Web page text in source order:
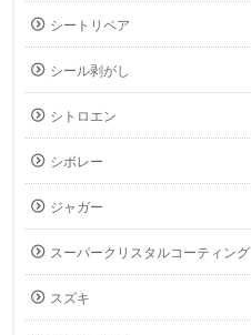
シートリペア
シール剥がし
シトロエン
シボレー
ジャガー
スーパークリスタルコーティング
スズキ